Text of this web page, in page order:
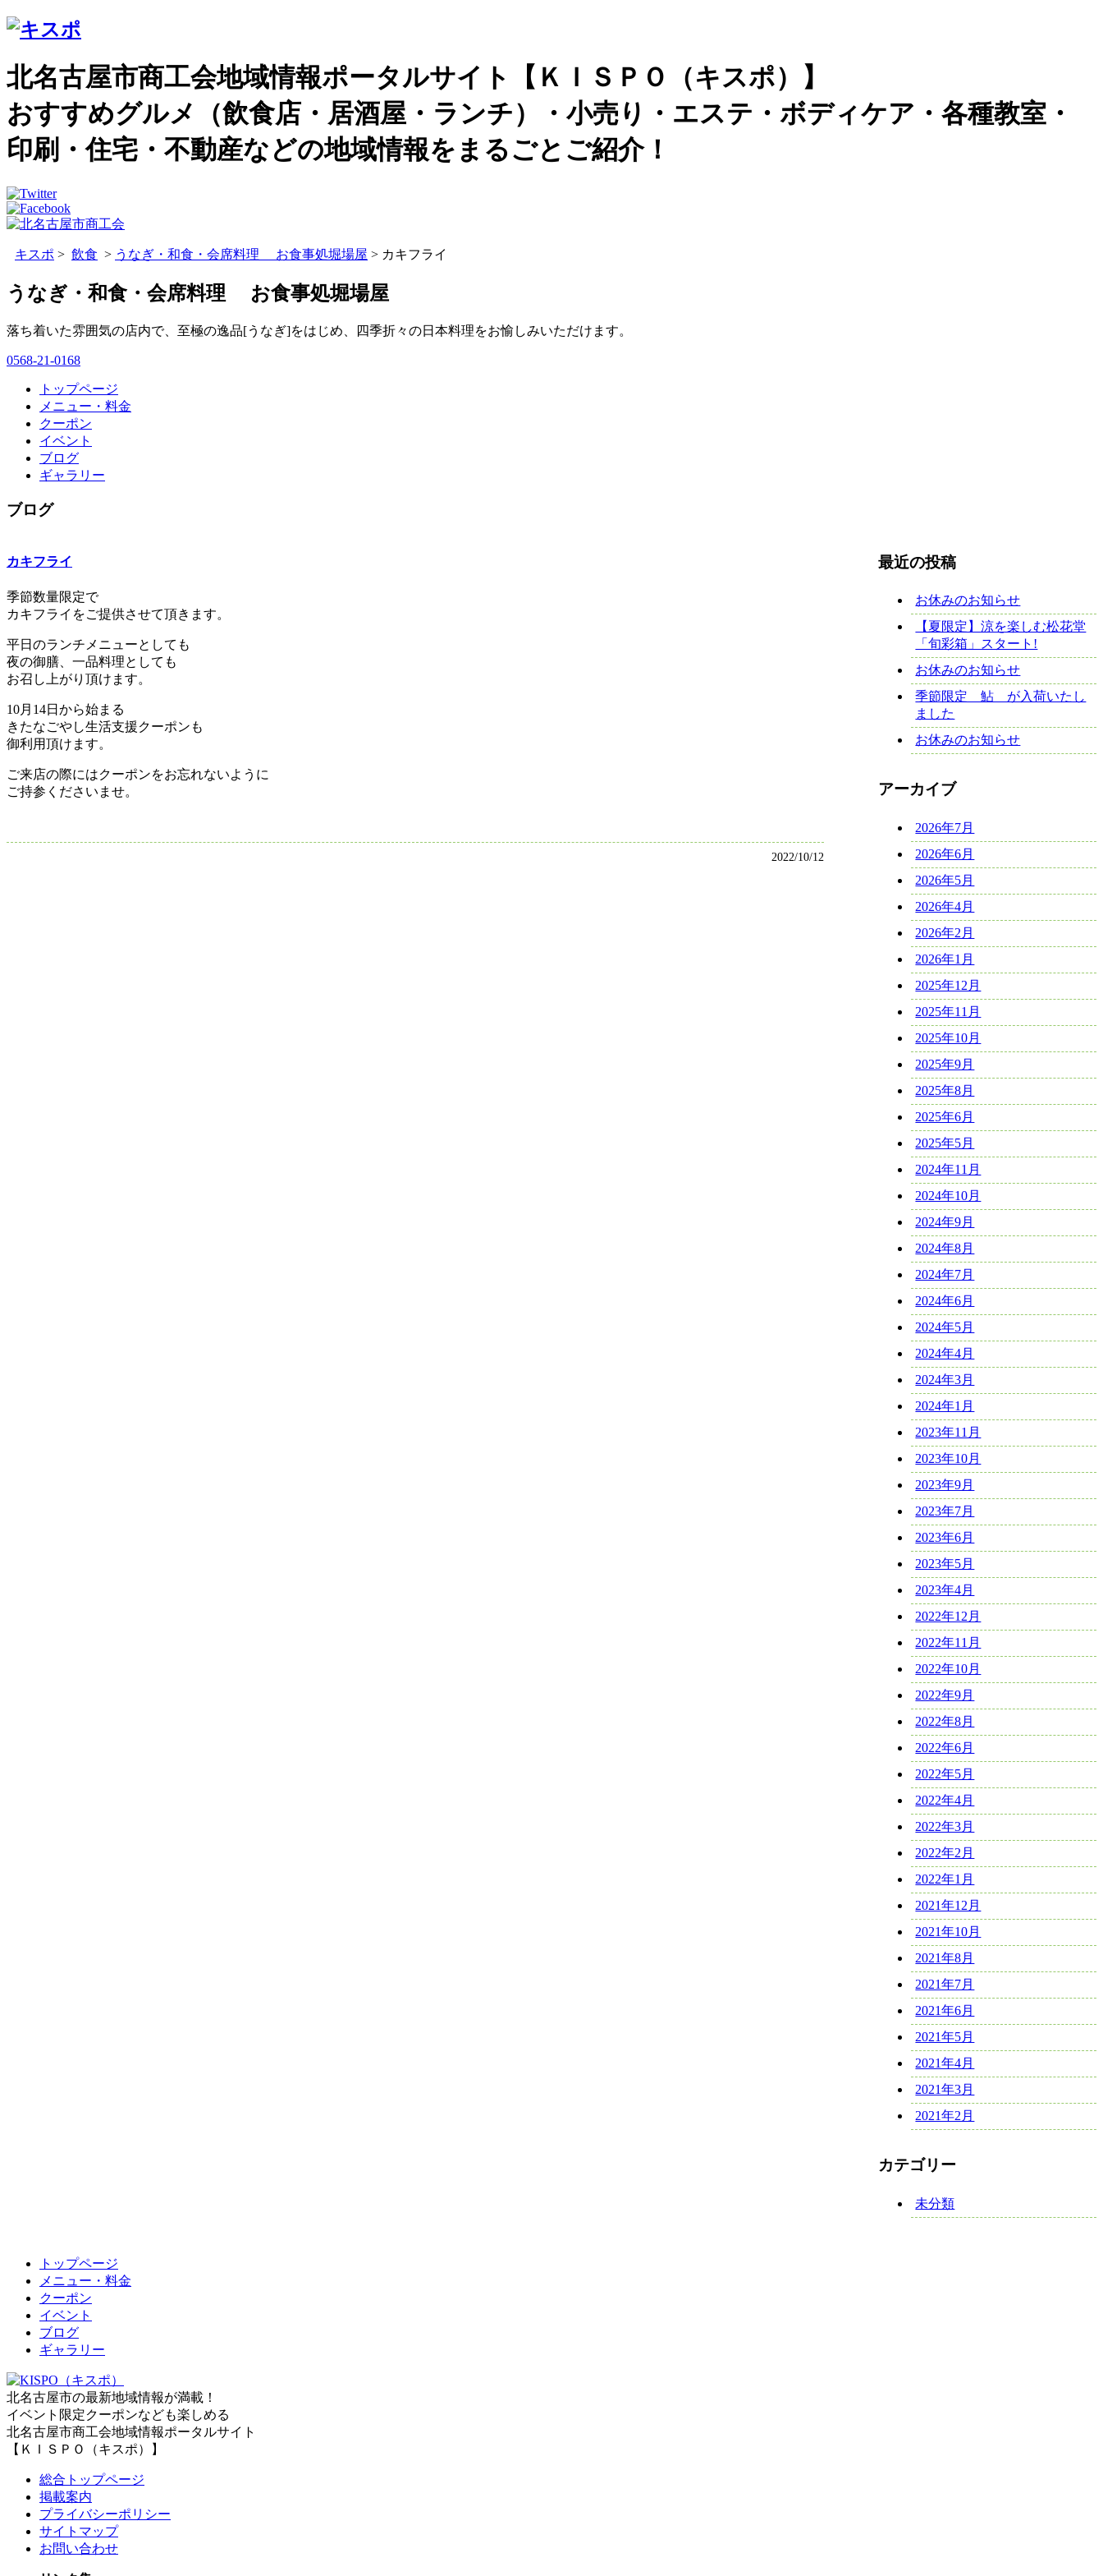
北名古屋市商工会地域情報ポータルサイト【ＫＩＳＰＯ（キスポ）】
おすすめグルメ（飲食店・居酒屋・ランチ）・小売り・エステ・ボディケア・各種教室・
印刷・住宅・不動産などの地域情報をまるごとご紹介！
キスポ > 飲食 > うなぎ・和食・会席料理 お食事処堀場屋 > カキフライ
うなぎ・和食・会席料理 お食事処堀場屋
落ち着いた雰囲気の店内で、至極の逸品[うなぎ]をはじめ、四季折々の日本料理をお愉しみいただけます。
0568-21-0168
トップページ
メニュー・料金
クーポン
イベント
ブログ
ギャラリー
ブログ
カキフライ
季節数量限定で
カキフライをご提供させて頂きます。
平日のランチメニューとしても
夜の御膳、一品料理としても
お召し上がり頂けます。
10月14日から始まる
きたなごやし生活支援クーポンも
御利用頂けます。
ご来店の際にはクーポンをお忘れないように
ご持参くださいませ。
2022/10/12
最近の投稿
お休みのお知らせ
【夏限定】涼を楽しむ松花堂
「旬彩箱」スタート!
お休みのお知らせ
季節限定 鮎 が入荷いたし
ました
お休みのお知らせ
アーカイブ
2026年7月
2026年6月
2026年5月
2026年4月
2026年2月
2026年1月
2025年12月
2025年11月
2025年10月
2025年9月
2025年8月
2025年6月
2025年5月
2024年11月
2024年10月
2024年9月
2024年8月
2024年7月
2024年6月
2024年5月
2024年4月
2024年3月
2024年1月
2023年11月
2023年10月
2023年9月
2023年7月
2023年6月
2023年5月
2023年4月
2022年12月
2022年11月
2022年10月
2022年9月
2022年8月
2022年6月
2022年5月
2022年4月
2022年3月
2022年2月
2022年1月
2021年12月
2021年10月
2021年8月
2021年7月
2021年6月
2021年5月
2021年4月
2021年3月
2021年2月
カテゴリー
未分類
トップページ
メニュー・料金
クーポン
イベント
ブログ
ギャラリー
北名古屋市の最新地域情報が満載！
イベント限定クーポンなども楽しめる
北名古屋市商工会地域情報ポータルサイト
【ＫＩＳＰＯ（キスポ）】
総合トップページ
掲載案内
プライバシーポリシー
サイトマップ
お問い合わせ